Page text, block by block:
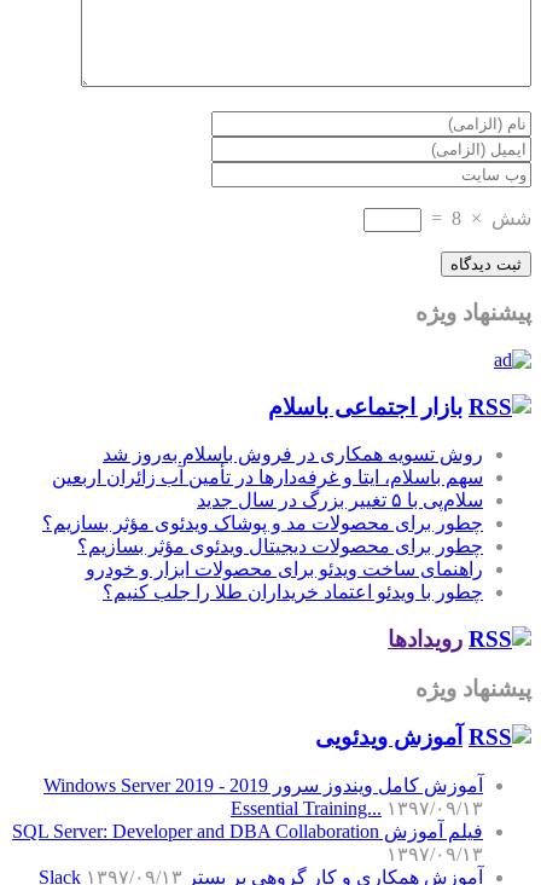
شش ×
8
=
پیشنهاد ویژه
بازار اجتماعی باسلام
روش تسویه همکاری در فروش باسلام به‌روز شد
سهم باسلام، ایتا و غرفه‌دارها در تأمین آب زائران اربعین
سلام‌پی با ۵ تغییر بزرگ در سال جدید
چطور برای محصولات مد و پوشاک ویدئوی مؤثر بسازیم؟
چطور برای محصولات دیجیتال ویدئوی مؤثر بسازیم؟
راهنمای ساخت ویدئو برای محصولات ابزار و خودرو
چطور با ویدئو اعتماد خریداران طلا را جلب کنیم؟
رویدادها
پیشنهاد ویژه
آموزش‌ ویدئویی
آموزش کامل ویندوز سرور 2019 - Windows Server 2019
Essential Training... ۱۳۹۷/۰۹/۱۳
فیلم آموزش SQL Server: Developer and DBA Collaboration
۱۳۹۷/۰۹/۱۳
آموزش همکاری و کار گروهی بر بستر Slack ۱۳۹۷/۰۹/۱۳